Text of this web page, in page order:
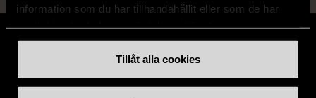
information som du har tillhandahållit eller som de har
Tillåt alla cookies
Stöd oss